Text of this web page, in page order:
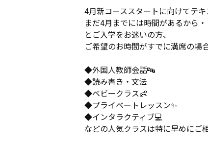
4月新コーススタートに向けてテ
まだ4月までには時間があるから・
とご入学をお迷いの方、
ご希望のお時間がすでに満席の場
◆外国人教師会話🔤
◆読み書き・文法
◆ベビークラス👶
◆プライベートレッスン✨
◆インタラクティブ💻
などの人気クラスは特に早めにご